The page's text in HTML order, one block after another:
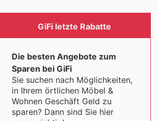
GiFi letzte Rabatte
Die besten Angebote zum
Sparen bei GiFi
Sie suchen nach Möglichkeiten,
in Ihrem örtlichen Möbel &
Wohnen Geschäft Geld zu
sparen? Dann sind Sie hier